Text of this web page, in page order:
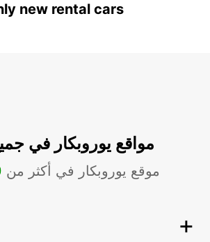
new rental cars
مواقع يوروبكار في
موقع يوروبكار في أكثر من